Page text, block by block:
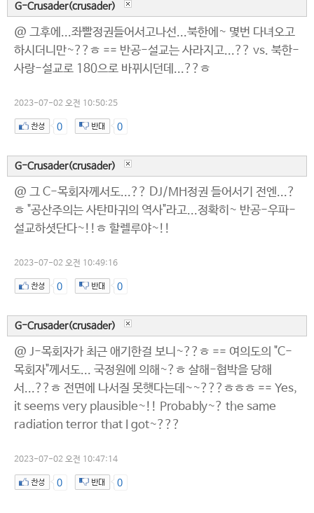
G-Crusader(crusader)
@ 그후에...좌빨정권들어서고나선...북한에~ 몇번 다녀오고
하시더니만~??ㅎ == 반공-설교는 사라지고...?? vs. 북한-
사랑-설교로 180으로 바뀌시던데...??ㅎ
2023-07-02 오전 10:50:25
0 0
G-Crusader(crusader)
@ 그 C-목회자께서도...?? DJ/MH정권 들어서기 전엔...?
ㅎ "공산주의는 사탄마귀의 역사"라고...정확히~ 반공-우파-
설교하셧단다~!!ㅎ 할렐루야~!!
2023-07-02 오전 10:49:16
0 0
G-Crusader(crusader)
@ J-목회자가 최근 애기한걸 보니~??ㅎ == 여의도의 "C-
목회자"께서도... 국정원에 의해~?ㅎ 살해-협박을 당해
서...??ㅎ 전면에 나서질 못햇다는데~~???ㅎㅎㅎ == Yes,
it seems very plausible~!! Probably~? the same
radiation terror that I got~???
2023-07-02 오전 10:47:14
0 0